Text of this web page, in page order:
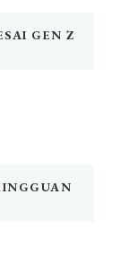
GEN Z